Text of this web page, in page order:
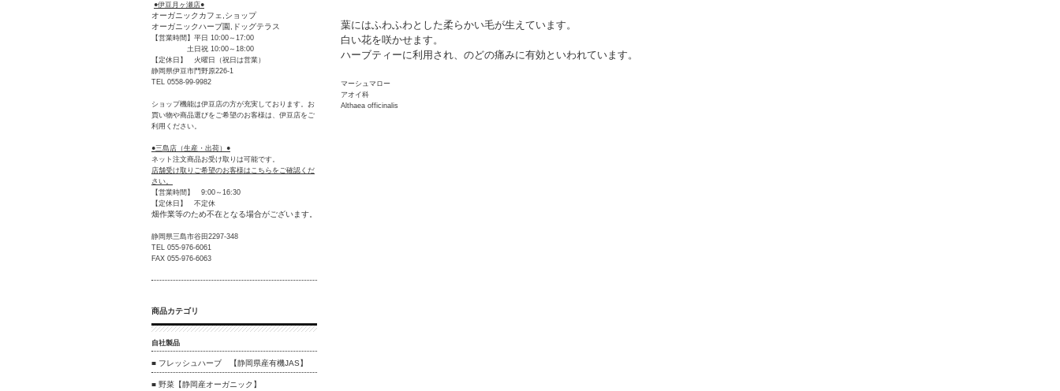
葉にはふわふわとした柔らかい毛が生えています。
白い花を咲かせます。
ハーブティーに利用され、のどの痛みに有効といわれています。
マーシュマロー
アオイ科
Althaea officinalis
●伊豆月ヶ瀬店●
オーガニックカフェ,ショップ
オーガニックハーブ園,ドッグテラス
【営業時間】平日 10:00～17:00
土日祝 10:00～18:00
【定休日】 火曜日（祝日は営業）
静岡県伊豆市門野原226-1
TEL 0558-99-9982
ショップ機能は伊豆店の方が充実しております。お
買い物や商品選びをご希望のお客様は、伊豆店をご
利用ください。
●三島店（生産・出荷）●
ネット注文商品お受け取りは可能です。
店舗受け取りご希望のお客様はこちらをご確認くだ
さい。
【営業時間】 9:00～16:30
【定休日】 不定休
畑作業等のため不在となる場合がございます。
静岡県三島市谷田2297-348
TEL 055-976-6061
FAX 055-976-6063
商品カテゴリ
自社製品
■ フレッシュハーブ 【静岡県産有機JAS】
■ 野菜【静岡産オーガニック】